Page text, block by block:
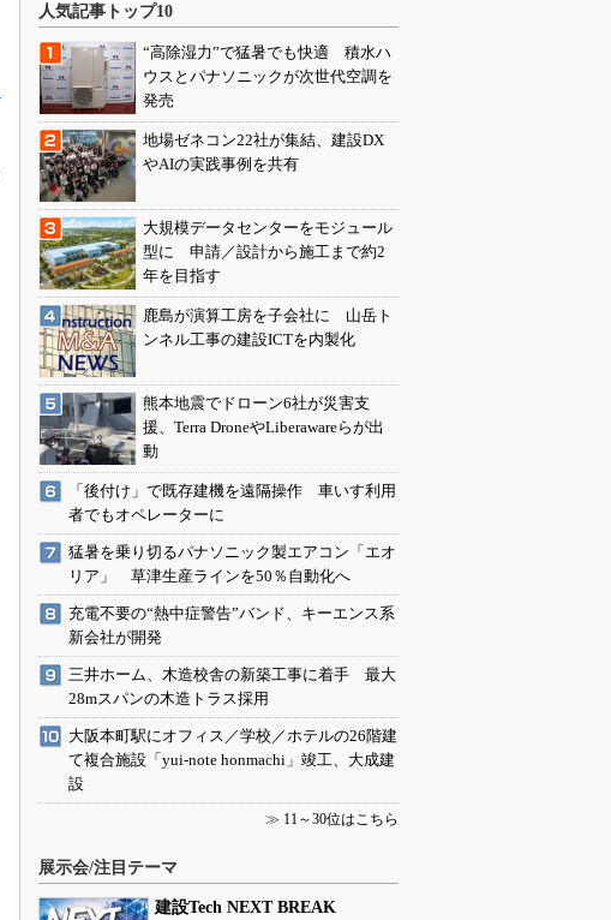
人気記事トップ10
“高除湿力”で猛暑でも快適 積水ハ
ウスとパナソニックが次世代空調を
発売
地場ゼネコン22社が集結、建設DX
やAIの実践事例を共有
大規模データセンターをモジュール
型に 申請／設計から施工まで約2
年を目指す
鹿島が演算工房を子会社に 山岳ト
ンネル工事の建設ICTを内製化
熊本地震でドローン6社が災害支
援、Terra DroneやLiberawareらが出
動
「後付け」で既存建機を遠隔操作 車いす利用
者でもオペレーターに
猛暑を乗り切るパナソニック製エアコン「エオ
リア」 草津生産ラインを50％自動化へ
充電不要の“熱中症警告”バンド、キーエンス系
新会社が開発
三井ホーム、木造校舎の新築工事に着手 最大
28mスパンの木造トラス採用
大阪本町駅にオフィス／学校／ホテルの26階建
て複合施設「yui-note honmachi」竣工、大成建
設
≫ 11～30位はこちら
展示会/注目テーマ
建設Tech NEXT BREAK